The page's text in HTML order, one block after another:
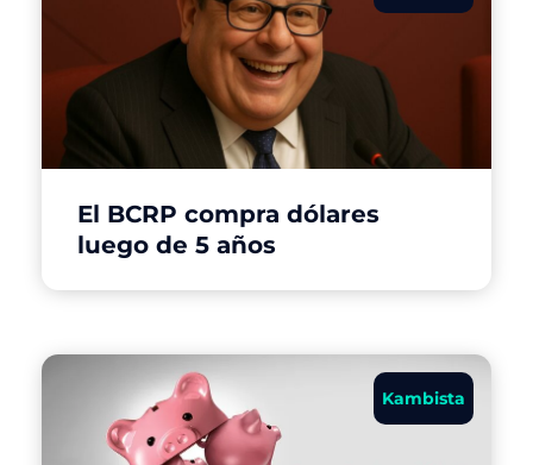
El BCRP compra dólares
luego de 5 años
Kambista